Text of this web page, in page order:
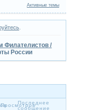
Активные темы
.
Филателистов /
России
Просмотров
Последнее
сообщение